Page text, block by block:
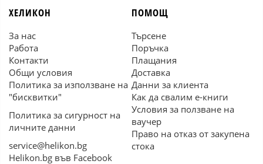
ХЕЛИКОН
За нас
Работа
Контакти
Общи условия
Политика за използване на
"бисквитки"
Политика за сигурност на
личните данни
service@helikon.bg
Helikon.bg във Facebook
ПОМОЩ
Търсене
Поръчка
Плащания
Доставка
Данни за клиента
Как да свалим е-книги
Условия за ползване на
ваучер
Право на отказ от закупена
стока